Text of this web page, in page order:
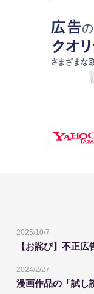
2025/10/7
【お詫び】不正
2024/2/27
漫画作品の「試し